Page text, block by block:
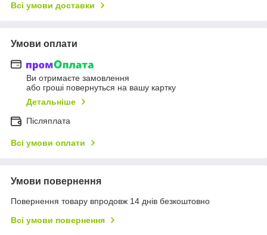
Всі умови доставки
Умови оплати
Ви отримаєте замовлення
або гроші повернуться на вашу картку
Детальніше
Післяплата
Всі умови оплати
Умови повернення
Повернення товару впродовж 14 днів безкоштовно
Всі умови повернення